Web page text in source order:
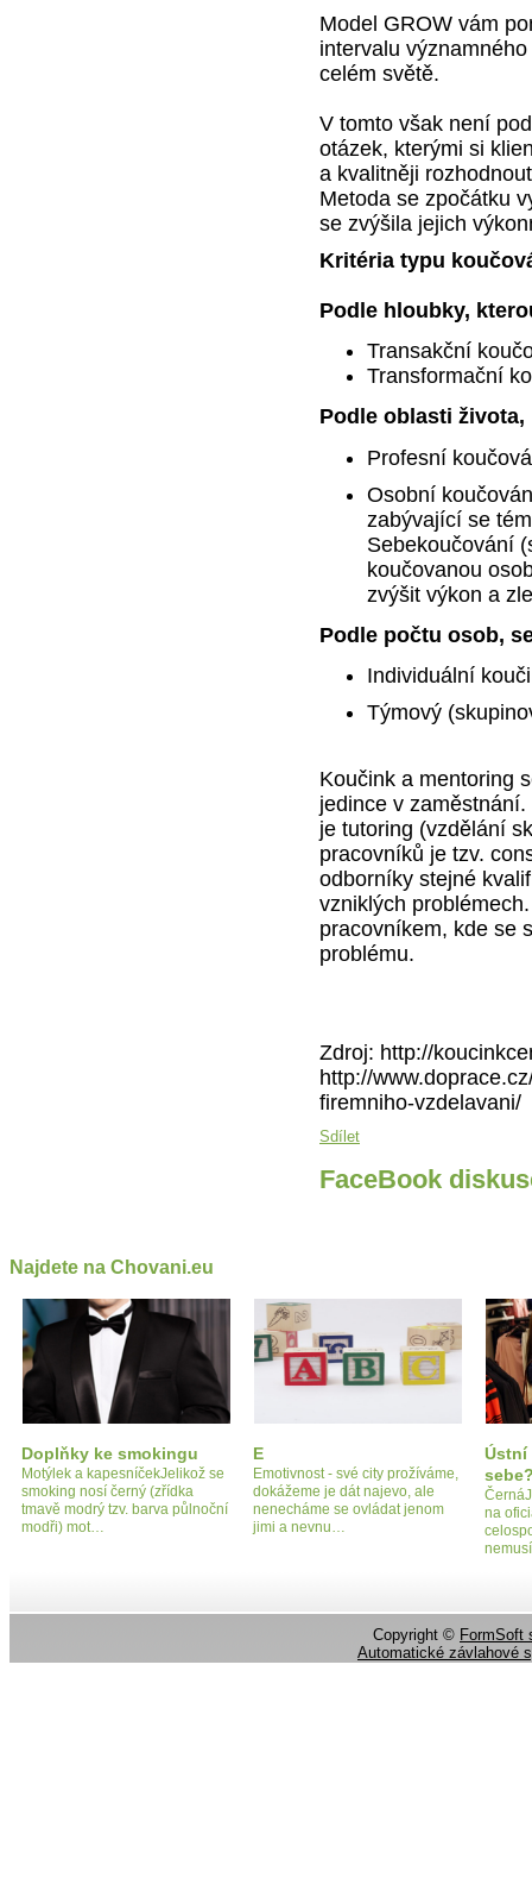
Model GROW vám
intervalu
celém světě.
V tomto však není
otázek, kterými si
a kvalitněji
Metoda se zpočátku
se zvýšila jejich
Kritéria typu
Podle hloubky,
Transakční
Transformační
Podle oblasti
Profesní
Osobní
zabývající se
Sebekoučování
koučovanou
zvýšit výkon a
Podle počtu osob,
Individuální
Týmový
Koučink a mentoring
jedince v
je tutoring (vzdělání
pracovníků je tzv.
odborníky stejné
vzniklých
pracovníkem, kde se
problému.
Zdroj: http://
http://
firemniho-vzdelavani/
Sdílet
FaceBook
Najdete na Chovani.eu
Doplňky ke smokingu
Motýlek a kapesníčekJelikož se
smoking nosí černý (zřídka
tmavě modrý tzv. barva půlnoční
modři) mot…
E
Emotivnost - své city prožíváme,
dokážeme je dát najevo, ale
nenecháme se ovládat jenom
jimi a nevnu…
Ústní
na
Copyright © FormSoft
Automatické závlahové